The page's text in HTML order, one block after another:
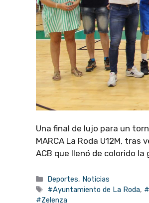
Una final de lujo para un
MARCA La Roda U12M,
ACB que llenó de colorido
Categorías
Deportes, Noticias
Etiquetas
#Ayuntamiento de La Roda,
#Zelenza